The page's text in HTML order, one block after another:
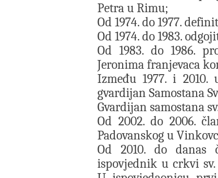
Petra u Rimu;
Od 1974. do 1977.
Od 1974. do 1983.
Od 1983. do 1986.
Jeronima franjevaca
Između 1977. i
gvardijan Samostana
Gvardijan samostana
Od 2002. do 2006.
Padovanskog u
Od 2010. do danas
ispovjednik u crkvi sv.